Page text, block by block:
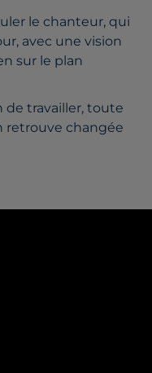
le chanteur, qui
avec une vision
sur le plan
de travailler, toute
retrouve changée